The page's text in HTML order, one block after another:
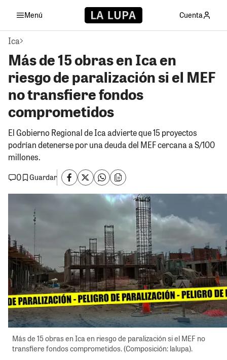
Menú Cuenta
Ica
Más de 15 obras en Ica en
riesgo de paralización si el MEF
no transfiere fondos
comprometidos
El Gobierno Regional de Ica advierte que 15 proyectos
podrían detenerse por una deuda del MEF cercana a S/100
millones.
0
Guardar
Más de 15 obras en Ica en riesgo de paralización si el MEF no
transfiere fondos comprometidos. (Composición: lalupa).